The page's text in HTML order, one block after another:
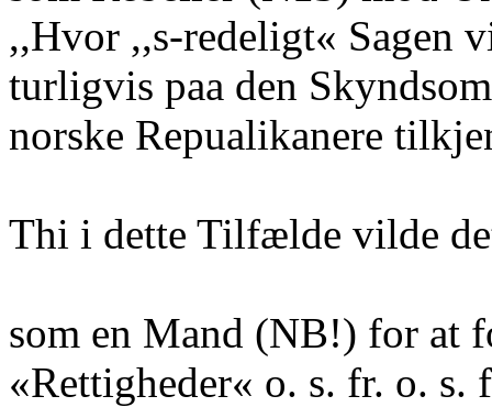
,,Hvor ,,s-redeligt« Sagen
turligvis paa den
norske Repualikanere
Thi i dette Tilfælde vilde
som en Mand (NB!) for at
«Rettigheder« o. s. fr. o. s.